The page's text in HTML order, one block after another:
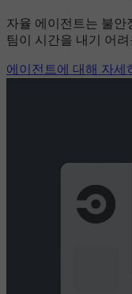
자율 에이전트는 불안
팀이 시간을 내기 어
에이전트에 대해 자세